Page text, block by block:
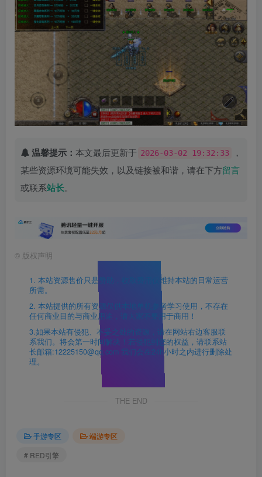
温馨提示： 本文最后更新于 2026-03-02 19:32:33
，
某些资源环境可能失效，以及链接被和谐，请在下方留言
或联系站长。
© 版权声明
1. 本站资源售价只是赞助，收取费用仅维持本站的日常运营
所需。
2. 本站提供的所有资源仅供本地单机参考学习使用，不存在
任何商业目的与商业用途，请大家不要用于商用！
3.如果本站有侵犯、不妥之处的资源，请在网站右边客服联
系我们。将会第一时间解决！若侵犯到您的权益，请联系站
长邮箱:12225150@qq.com 我们会在24h小时之内进行删除处
理。
THE END
手游专区
端游专区
# RED引擎